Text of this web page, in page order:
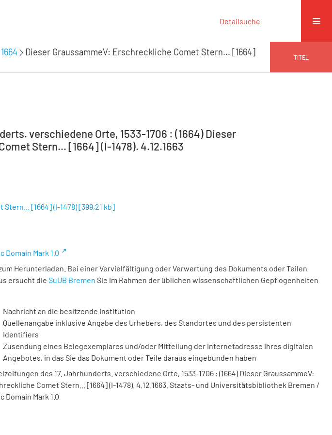
Detailsuche
1664
Dieser GraussammeV: Erschreckliche Comet Stern... [1664]
TITEL
verschiedene Orte, 1533-1706 : (1664) Dieser
Stern... [1664] (I-1478). 4.12.1663
[1664] (I-1478)[399,21 kb]
Domain Mark 1.0
Herunterladen. Bei einer Vervielfältigung oder Verwertung des Dokuments oder Teilen
ersucht die SuUB Bremen Sie im Rahmen der üblichen wissenschaftlichen Gepflogenheiten
Nachricht an die besitzende Institution
Quellenangabe inklusive Angabe des Urhebers, des Standortes und des persistenten
Identifiers
Zusendung eines Belegexemplares und/oder Mitteilung der Internetadresse Ihres digitalen
Angebotes, in das Sie das Dokument oder Teile daraus eingebunden haben
des 17. Jahrhunderts. verschiedene Orte, 1533-1706 : (1664) Dieser GraussammeV:
Comet Stern... [1664] (I-1478). 4.12.1663. Staats- und Universitätsbibliothek Bremen /
Domain Mark 1.0